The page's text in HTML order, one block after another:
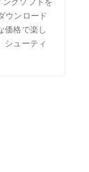
グソフトを
ウンロード
価格で楽し
シューティ